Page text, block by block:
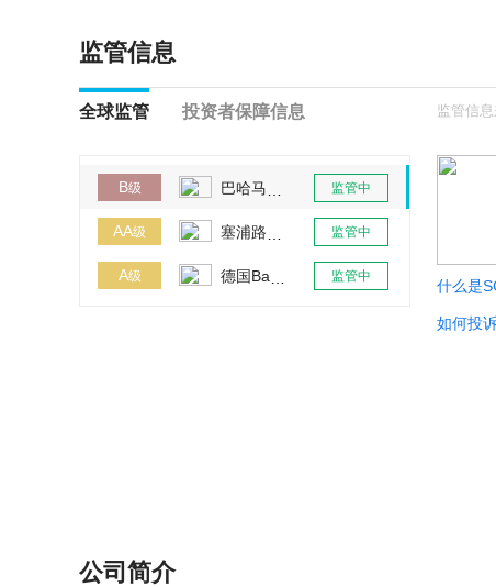
监管信息
全球监管 投资者保障信息 监管信
B级 巴哈马SCB 监管中
AA级 塞浦路斯CySEC 监管中
A级 德国BaFin 监管中
什么是
如何投
公司简介